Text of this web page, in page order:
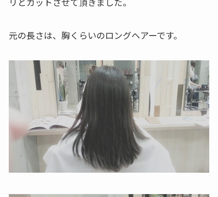
元の長さは、胸くらいのロングヘアーです。